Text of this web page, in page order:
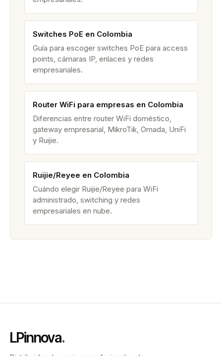
Switches PoE en Colombia
Guía para escoger switches PoE para access
points, cámaras IP, enlaces y redes
empresariales.
Router WiFi para empresas en Colombia
Diferencias entre router WiFi doméstico,
gateway empresarial, MikroTik, Omada, UniFi
y Ruijie.
Ruijie/Reyee en Colombia
Cuándo elegir Ruijie/Reyee para WiFi
administrado, switching y redes
empresariales en nube.
LPinnova.